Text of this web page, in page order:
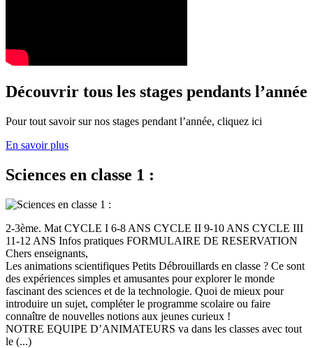
Découvrir tous les stages pendants l’année
Pour tout savoir sur nos stages pendant l’année, cliquez ici
En savoir plus
Sciences en classe 1 :
2-3ème. Mat CYCLE I 6-8 ANS CYCLE II 9-10 ANS CYCLE III
11-12 ANS Infos pratiques FORMULAIRE DE RESERVATION
Chers enseignants,
Les animations scientifiques Petits Débrouillards en classe ? Ce sont
des expériences simples et amusantes pour explorer le monde
fascinant des sciences et de la technologie. Quoi de mieux pour
introduire un sujet, compléter le programme scolaire ou faire
connaître de nouvelles notions aux jeunes curieux !
NOTRE EQUIPE D’ANIMATEURS va dans les classes avec tout
le (...)